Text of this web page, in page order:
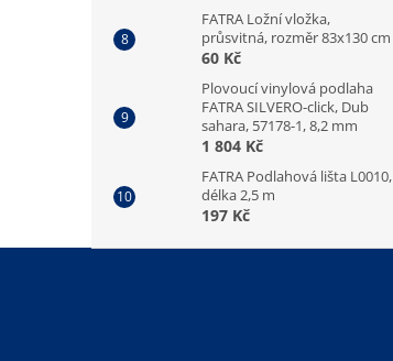
FATRA Ložní vložka,
průsvitná, rozměr 83x130 cm
60 Kč
Plovoucí vinylová podlaha
FATRA SILVERO-click, Dub
sahara, 57178-1, 8,2 mm
1 804 Kč
FATRA Podlahová lišta L0010,
délka 2,5 m
197 Kč